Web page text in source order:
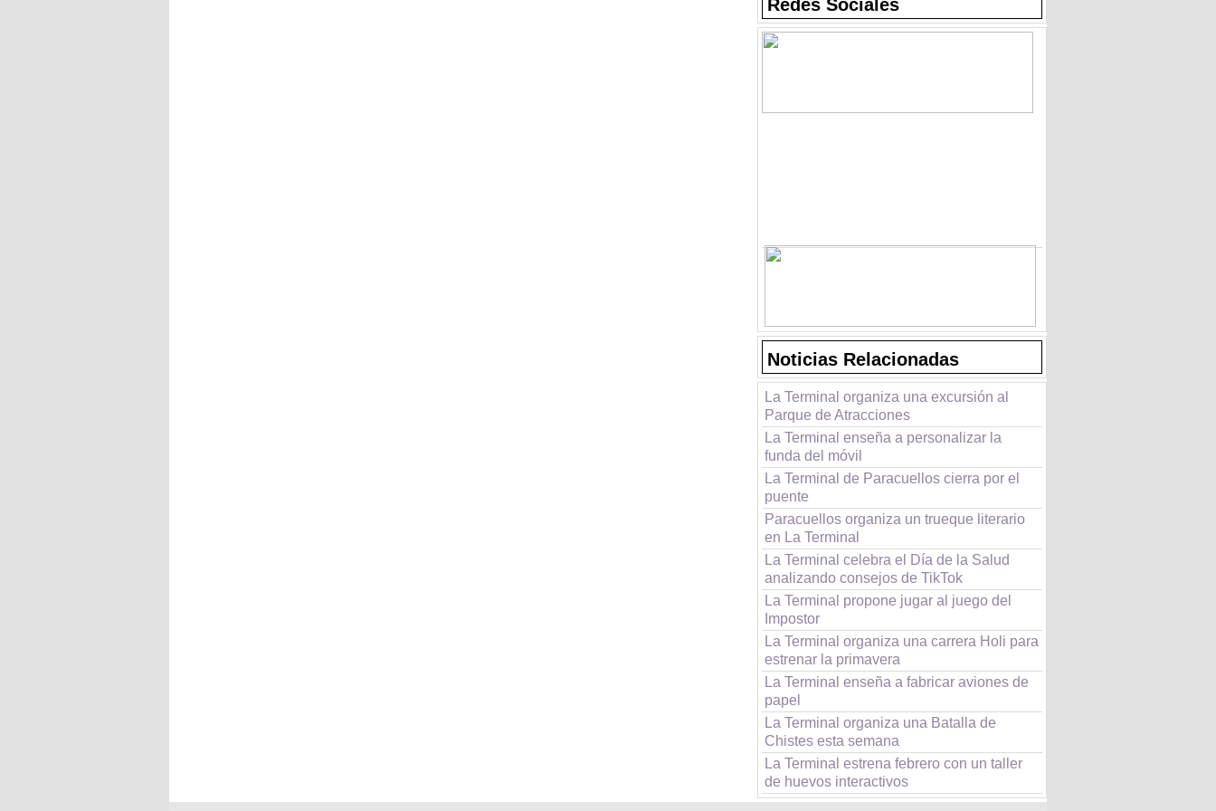
Redes Sociales
Noticias Relacionadas
La Terminal organiza una excursión al
Parque de Atracciones
La Terminal enseña a personalizar la
funda del móvil
La Terminal de Paracuellos cierra por el
puente
Paracuellos organiza un trueque literario
en La Terminal
La Terminal celebra el Día de la Salud
analizando consejos de TikTok
La Terminal propone jugar al juego del
Impostor
La Terminal organiza una carrera Holi para
estrenar la primavera
La Terminal enseña a fabricar aviones de
papel
La Terminal organiza una Batalla de
Chistes esta semana
La Terminal estrena febrero con un taller
de huevos interactivos